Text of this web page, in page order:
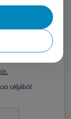
céljából